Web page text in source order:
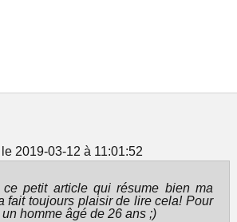
2019-03-12 à 11:01:52
ce petit article qui résume bien ma
fait toujours plaisir de lire cela! Pour
homme âgé de 26 ans ;)